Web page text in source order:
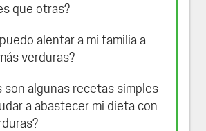
que otras?
alentar a mi familia a
verduras?
son algunas recetas simples
a abastecer mi dieta con